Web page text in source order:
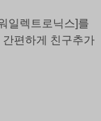
일렉트로닉스]를
편하게 친구추가